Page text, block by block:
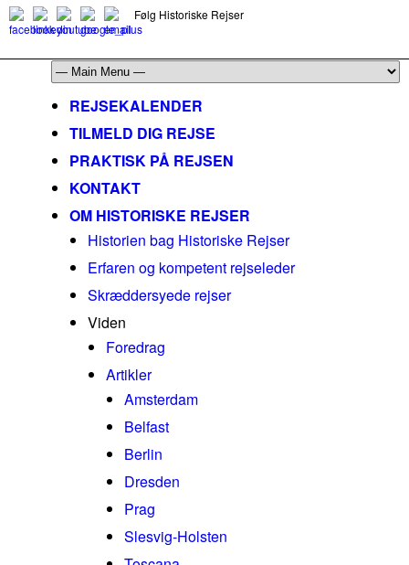
Følg Historiske Rejser
REJSEKALENDER
TILMELD DIG REJSE
PRAKTISK PÅ REJSEN
KONTAKT
OM HISTORISKE REJSER
Historien bag Historiske Rejser
Erfaren og kompetent rejseleder
Skræddersyede rejser
Viden
Foredrag
Artikler
Amsterdam
Belfast
Berlin
Dresden
Prag
Slesvig-Holsten